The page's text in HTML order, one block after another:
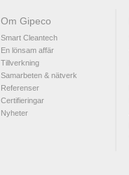
Om Gipeco
Smart Cleantech
En lönsam affär
Tillverkning
Samarbeten & nätverk
Referenser
Certifieringar
Nyheter